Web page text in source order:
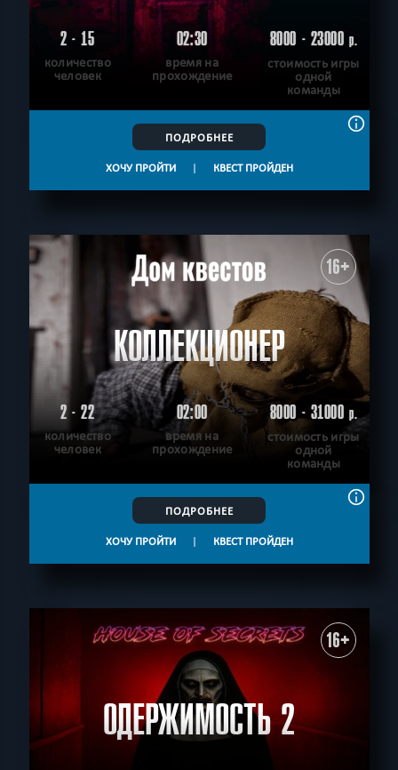
2 - 15
количество
человек
02:30
время на
прохождение
8000 - 23000р.
стоимость игры
одной
команды
ПОДРОБНЕЕ
ХОЧУ ПРОЙТИ | КВЕСТ ПРОЙДЕН
16+
КОЛЛЕКЦИОНЕР
2 - 22
количество
человек
02:00
время на
прохождение
8000 - 31000р.
стоимость игры
одной
команды
ПОДРОБНЕЕ
ХОЧУ ПРОЙТИ | КВЕСТ ПРОЙДЕН
16+
ОДЕРЖИМОСТЬ 2